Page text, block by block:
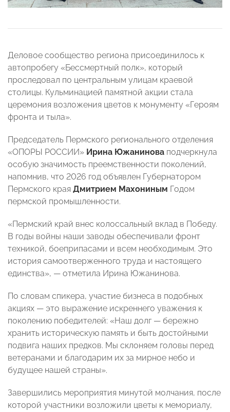
Деловое сообщество региона присоединилось к
автопробегу «Бессмертный полк», который
проследовал по центральным улицам краевой
столицы. Кульминацией памятной акции стала
церемония возложения цветов к монументу «Героям
фронта и тыла».
Председатель Пермского регионального отделения
«ОПОРЫ РОССИИ» Ирина Южанинова подчеркнула
особую значимость преемственности поколений,
напомнив, что 2026 год объявлен Губернатором
Пермского края Дмитрием Махониным Годом
пермской промышленности.
«Пермский край внес колоссальный вклад в Победу.
В годы войны наши заводы обеспечивали фронт
техникой, боеприпасами и всем необходимым. Это
история самоотверженного труда и настоящего
единства», — отметила Ирина Южанинова.
По словам спикера, участие бизнеса в подобных
акциях — это выражение искреннего уважения к
поколению победителей: «Наш долг — бережно
хранить историческую память и быть достойными
подвига наших предков. Мы склоняем головы перед
ветеранами и благодарим их за мирное небо и
будущее нашей страны».
Завершились мероприятия минутой молчания, после
которой участники возложили цветы к мемориалу,